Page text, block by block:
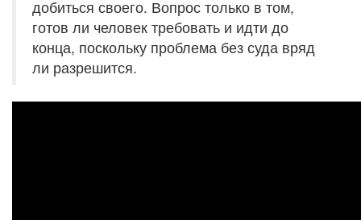
добиться своего. Вопрос только в том,
готов ли человек требовать и идти до
конца, поскольку проблема без суда вряд
ли разрешится.